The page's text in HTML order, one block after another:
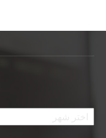
الأرشيف